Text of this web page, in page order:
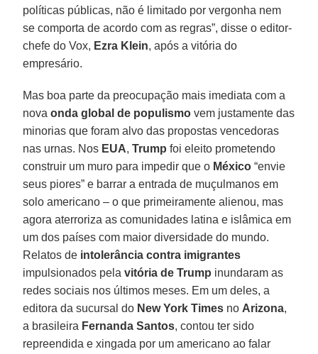
políticas públicas, não é limitado por vergonha nem
se comporta de acordo com as regras”, disse o editor-
chefe do Vox, Ezra Klein, após a vitória do
empresário.
Mas boa parte da preocupação mais imediata com a
novaonda global de populismo vem justamente das
minorias que foram alvo das propostas vencedoras
nas urnas. Nos EUA,Trump foi eleito prometendo
construir um muro para impedir que o México “envie
seus piores” e barrar a entrada de muçulmanos em
solo americano – o que primeiramente alienou, mas
agora aterroriza as comunidades latina e islâmica em
um dos países com maior diversidade do mundo.
Relatos de intolerância contra imigrantes
impulsionados pela vitória de Trump inundaram as
redes sociais nos últimos meses. Em um deles, a
editora da sucursal do New York Times no Arizona,
a brasileira Fernanda Santos, contou ter sido
repreendida e xingada por um americano ao falar